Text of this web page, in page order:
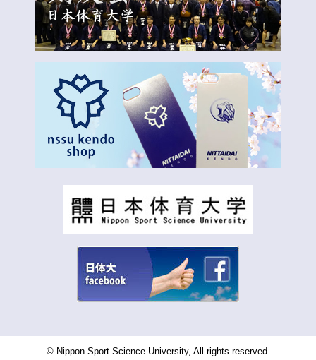
© Nippon Sport Science University, All rights reserved.